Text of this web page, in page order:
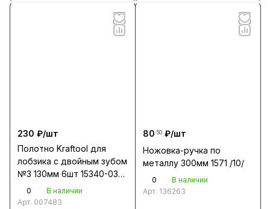
230 ₽/шт
Полотно Kraftool для
лобзика с двойным зубом
№3 130мм 6шт 15340-03
/10/
0
В наличии
Арт. 007483
80.50 ₽/шт
Ножовка-ручка по
металлу 300мм 1571 /10/
0
В наличии
Арт. 136263